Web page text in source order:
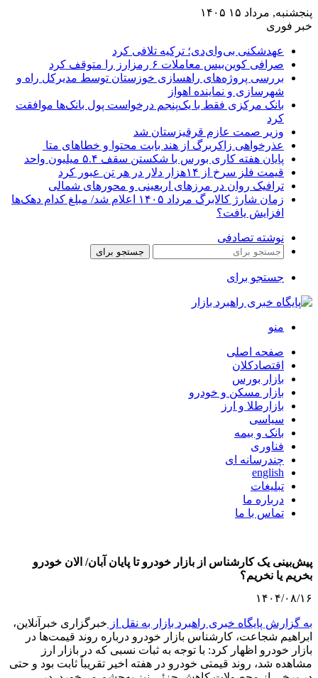
پنجشنبه, مرداد ۱۵ ۱۴۰۵
خبر فوری
عهدشکنی بی‌وای‌دی؛ ترکیه تلافی کرد
صرافی کوین‌بیس معاملات ۶ رمزارز را متوقف کرد
بررسی پروژه‌های راهسازی خوزستان توسط مدیرکل راه و
شهرسازی و نماینده اهواز
بانک مرکزی فقط با یک‌‎پنجم درخواست پول بانک‌ها موافقت
کرد
وزیر صمت عازم قرقیزستان شد
عذرخواهی زاکربرگ از هند بابت محتوا و خطاهای متا
پایان هفته کاری بورس با شکستن سقف ۵.۴ میلیون واحد
قیمت فلز سرخ از ۱۴هزار دلار در هر تن عبور کرد
ترافیک روان در مرزهای اربعینی و محورهای شمالی
زمان شارژ کالابرگ مرداد ۱۴۰۵ اعلام شد/ مبلغ کدام دهک‌ها
افزایش یافت؟
نوشته تصادفی
جستجو برای
جستجو برای
منو
صفحه اصلی
اقتصادکلان
بازار بورس
بازار مسکن و خودرو
بازارطلا و ارز
سیاسی
بانک و بیمه
فناوری
چندرسانه ای
english
تبلیغات
درباره ما
تماس با ما
پیش‌بینی یک کارشناس از بازار خودرو تا پایان آبان/ الان خودرو
بخریم یا نخریم؟
۱۴۰۴/۰۸/۱۶
به گزارش پایگاه خبری راهبرد بازار به نقل از خبرگزاری خبرآنلاین،
ابراهیم شجاعت، کارشناس بازار خودرو درباره روند قیمت‌ها در
بازار خودرو اظهار کرد: با توجه به ثبات نسبی که در بازار ارز
مشاهده شد، روند قیمتی خودرو در هفته اخیر تقریباً ثابت بود و حتی